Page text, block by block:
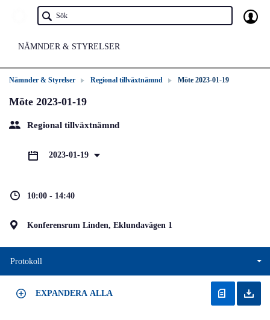
NÄMNDER & STYRELSER
Nämnder & Styrelser Regional tillväxtnämnd Möte 2023-01-19
Möte 2023-01-19
Regional tillväxtnämnd
2023-01-19
10:00 - 14:40
Konferensrum Linden, Eklundavägen 1
Protokoll
EXPANDERA ALLA